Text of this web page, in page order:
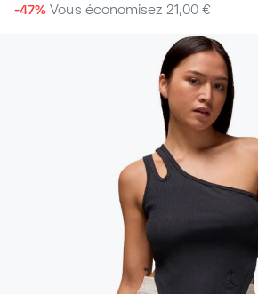
-47% Vous économisez 21,00 €